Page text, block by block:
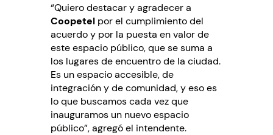
“Quiero destacar y agradecer a
Coopetelpor el cumplimiento del
acuerdo y por la puesta en valor de
este espacio público, que se suma a
los lugares de encuentro de la ciudad.
Es un espacio accesible, de
integración y de comunidad, y eso es
lo que buscamos cada vez que
inauguramos un nuevo espacio
público”, agregó el intendente.